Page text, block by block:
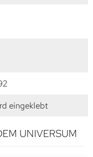
eingeklebt
UNIVERSUM